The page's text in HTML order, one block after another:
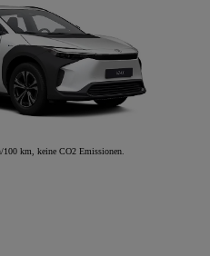
km, keine CO2 Emissionen.